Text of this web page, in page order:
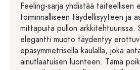
Feeling-sarja yhdistää taiteellisen
toiminnalliseen täydellisyyteen ja
mittapuita pullon arkkitehtuurissa.
elegantti muoto täydentyy
epäsymmetrisellä kaulalla, joka
ainutlaatuisen luonteen. Tämä